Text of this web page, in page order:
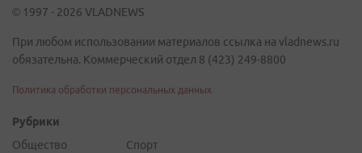
© 1997 - 2026 VLADNEWS
При любом использовании материалов ссылка на vladnews.ru
обязательна. Коммерческий отдел 8 (423) 249-8800
Политика обработки персональных данных
Рубрики
Общество
Спорт